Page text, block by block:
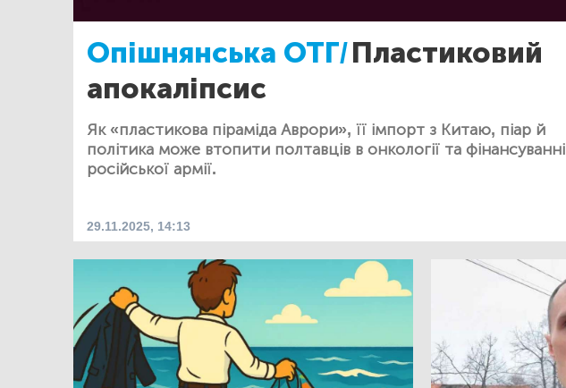
Опішнянська ОТГ/Пластиковий
апокаліпсис
Як «пластикова піраміда Аврори», її імпорт з Китаю, піар й
політика може втопити полтавців в онкології та фінансуванні
російської армії.
29.11.2025, 14:13